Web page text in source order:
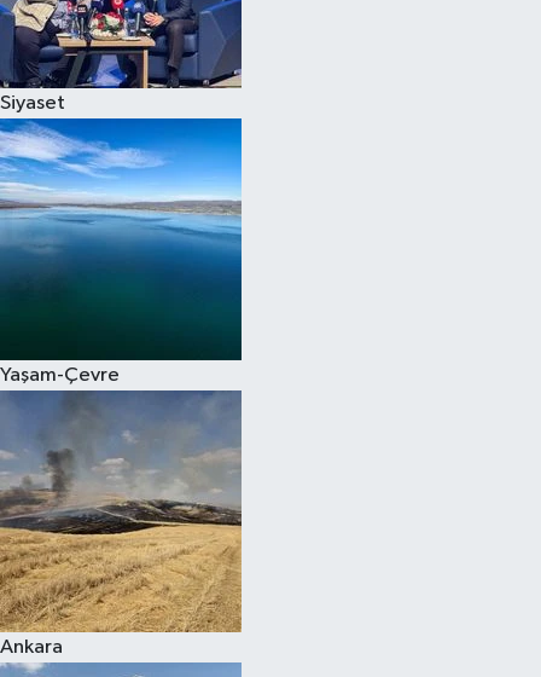
Siyaset
Yaşam-Çevre
Ankara
Spor
Çocuk
Eğitim
Kim kimdir?
Kültür Sanat
Sağlık
Siyaset
Teknoloji